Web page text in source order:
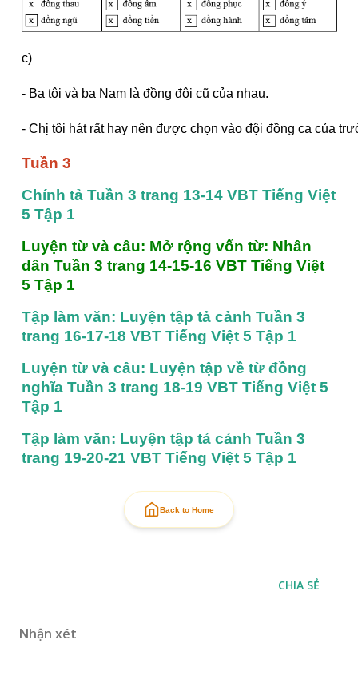
c)
- Ba tôi và ba Nam là đồng đội cũ của nhau.
- Chị tôi hát rất hay nên được chọn vào đội đồng ca của
Tuần 3
Chính tả Tuần 3 trang 13-14 VBT Tiếng Việt
5 Tập 1
Luyện từ và câu: Mở rộng vốn từ: Nhân
dân Tuần 3 trang 14-15-16 VBT Tiếng Việt
5 Tập 1
Tập làm văn: Luyện tập tả cảnh Tuần 3
trang 16-17-18 VBT Tiếng Việt 5 Tập 1
Luyện từ và câu: Luyện tập về từ đồng
nghĩa Tuần 3 trang 18-19 VBT Tiếng Việt 5
Tập 1
Tập làm văn: Luyện tập tả cảnh Tuần 3
trang 19-20-21 VBT Tiếng Việt 5 Tập 1
Back to Home
CHIA SẺ
Nhận xét